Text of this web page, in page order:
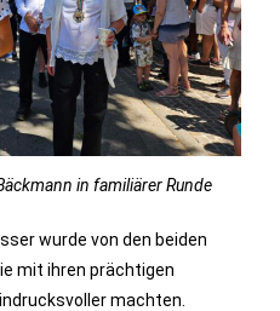
in familiärer Runde
wurde von den beiden
mit ihren prächtigen
machten.